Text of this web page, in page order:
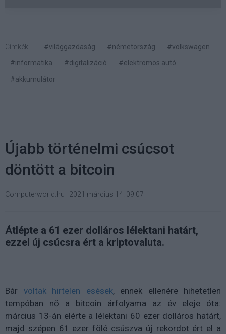
Címkék: #világgazdaság #németország
#volkswagen
#informatika
#digitalizáció
#elektromos autó
#akkumulátor
Újabb történelmi csúcsot
döntött a bitcoin
Computerworld.hu 2021 március 14. 09:07
Átlépte a 61 ezer dolláros lélektani határt,
ezzel új csúcsra ért a kriptovaluta.
Bár voltak hirtelen esések, ennek ellenére hihetetlen
tempóban nő a bitcoin árfolyama az év eleje óta:
március 13-án elérte a lélektani 60 ezer dolláros határt,
majd szépen 61 ezer fölé csúszva új rekordot ért el a